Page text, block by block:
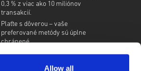
Allow all
0,3 % z viac ako 10 miliónov
transakcií.
Plaťte s dôverou – vaše
preferované metódy sú úplne
chránené.